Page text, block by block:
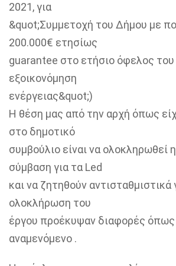
2021, για
&quot;Συμμετοχή του Δήμου με
200.000€ ετησίως
guarantee στο ετήσιο όφελος
εξοικονόμηση
ενέργειας&quot;)
Η θέση μας από την αρχή όπως
στο δημοτικό
συμβούλιο είναι να ολοκληρωθεί
σύμβαση για τα Led
και να ζητηθούν αντισταθμιστικά
ολοκλήρωση του
έργου προέκυψαν διαφορές όπως
αναμενόμενο .